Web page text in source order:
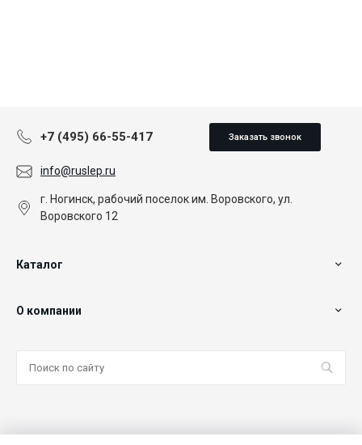
+7 (495) 66-55-417 Заказать звонок
info@ruslep.ru
г. Ногинск, рабочий поселок им. Воровского, ул.
Воровского 12
Каталог
О компании